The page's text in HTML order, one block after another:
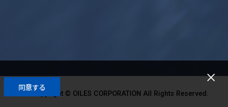
同意する Copyright © OILES CORPORATION All Rights Reserved.
Copyright © OILES CORPORATION All Rights Reserved.